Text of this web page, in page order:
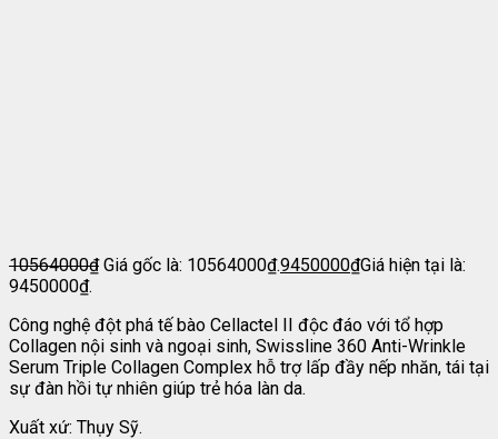
10564000₫ Giá gốc là: 10564000₫.9450000₫Giá hiện tại là:
9450000₫.
Công nghệ đột phá tế bào Cellactel II độc đáo với tổ hợp
Collagen nội sinh và ngoại sinh, Swissline 360 Anti-Wrinkle
Serum Triple Collagen Complex hỗ trợ lấp đầy nếp nhăn, tái tại
sự đàn hồi tự nhiên giúp trẻ hóa làn da.
Xuất xứ: Thụy Sỹ.